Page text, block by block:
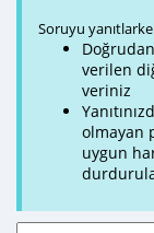
Soruyu
verilen
veriniz
olmayan
uygun